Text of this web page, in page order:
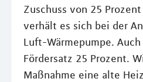
Zuschuss von 25
verhält es sich bei der
Luft-Wärmepumpe.
Fördersatz 25 Prozent.
Maßnahme eine alte